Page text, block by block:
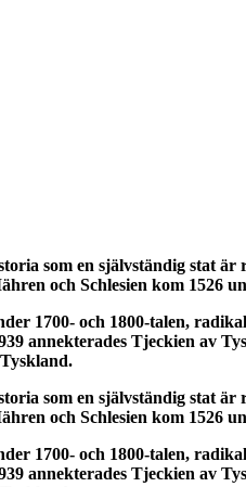
som en självständig stat
och Schlesien kom 1526
1700- och 1800-talen,
annekterades Tjeckien av
som en självständig stat
och Schlesien kom 1526
1700- och 1800-talen,
annekterades Tjeckien av